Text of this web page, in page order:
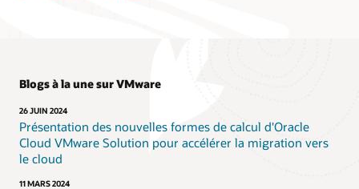
Blogs à la une sur VMware
26 JUIN 2024
Présentation des nouvelles formes de calcul d'Oracle
Cloud VMware Solution pour accélérer la migration vers
le cloud
11 MARS 2024